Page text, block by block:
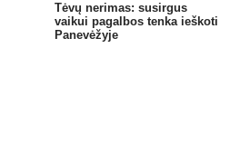
Tėvų nerimas: susirgus
vaikui pagalbos tenka ieškoti
Panevėžyje